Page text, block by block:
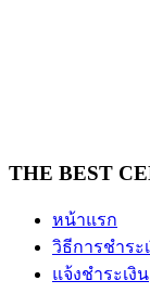
THE BEST
หน้าแรก
วิธีการชำระ
แจ้งชำระเงิน